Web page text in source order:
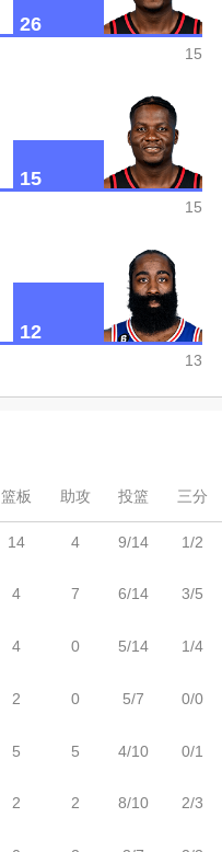
26
15
15
15
12
13
篮板
14
4
4
2
5
2
助攻
4
7
0
0
5
2
投篮
9/14
6/14
5/14
5/7
4/10
8/10
三分
1/2
3/5
1/4
0/0
0/1
2/3